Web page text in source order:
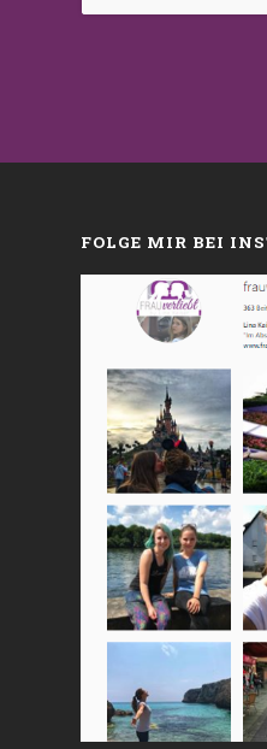
FOLGE MIR BEI